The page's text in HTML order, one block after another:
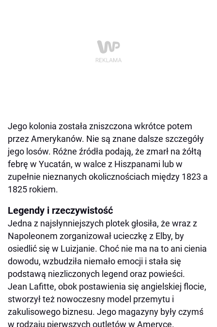
Jego kolonia została zniszczona wkrótce potem
przez Amerykanów. Nie są znane dalsze szczegóły
jego losów. Różne źródła podają, że zmarł na żółtą
febrę w Yucatán, w walce z Hiszpanami lub w
zupełnie nieznanych okolicznościach między 1823 a
1825 rokiem.
Legendy i rzeczywistość
Jedna z najsłynniejszych plotek głosiła, że wraz z
Napoleonem zorganizował ucieczkę z Elby, by
osiedlić się w Luizjanie. Choć nie ma na to ani cienia
dowodu, wzbudziła niemało emocji i stała się
podstawą niezliczonych legend oraz powieści.
Jean Lafitte, obok postawienia się angielskiej flocie,
stworzył też nowoczesny model przemytu i
zakulisowego biznesu. Jego magazyny były czymś
w rodzaju pierwszych outletów w Ameryce.